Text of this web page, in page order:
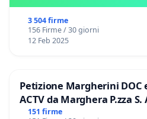
3 504 firme
156 Firme / 30 giorni
12 Feb 2025
Petizione Margherini DOC
ACTV da Marghera P.zza
Marco Polo tariffa a € 1,50
151 firme